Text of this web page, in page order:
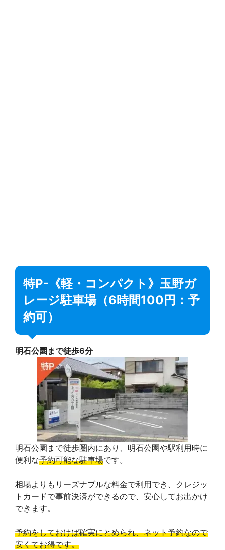
特P-《軽・コンパクト》玉野ガ
レージ駐車場（6時間100円：予
約可）
明石公園まで徒歩6分
明石公園まで徒歩圏内にあり、明石公園や駅利用時に
便利な予約可能な駐車場です。
相場よりもリーズナブルな料金で利用でき、クレジッ
トカードで事前決済ができるので、安心してお出かけ
できます。
予約をしておけば確実にとめられ、ネット予約なので
安くてお得です。